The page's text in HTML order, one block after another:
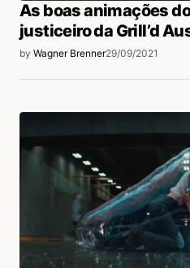
As boas animações
justiceiro da Grill’d
by Wagner Brenner29/09/2021